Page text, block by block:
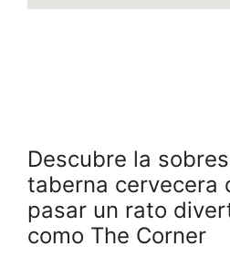
Descubre la
taberna cervecera
pasar un rato
como The Corner